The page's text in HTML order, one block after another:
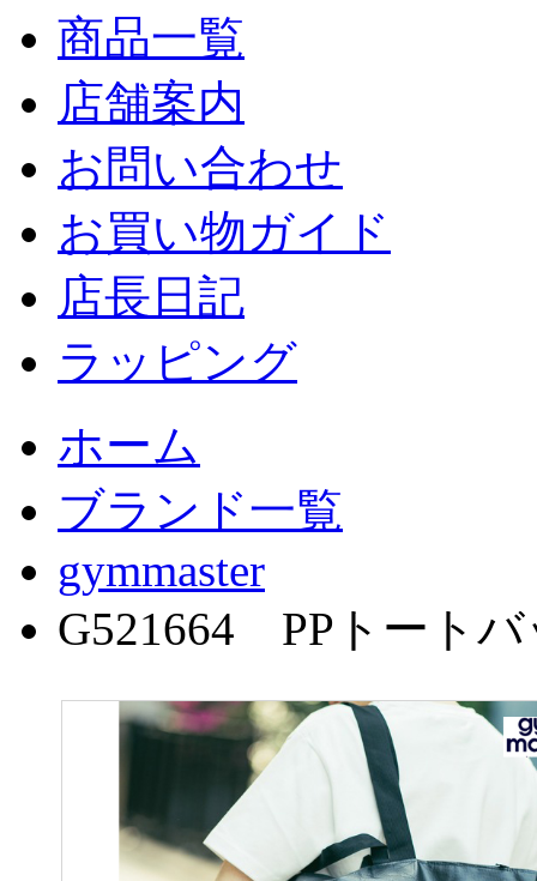
商品一覧
店舗案内
お問い合わせ
お買い物ガイド
店長日記
ラッピング
ホーム
ブランド一覧
gymmaster
G521664 PPトートバ